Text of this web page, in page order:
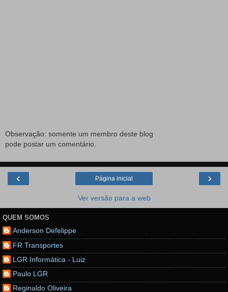
Observação: somente um membro deste blog
pode postar um comentário.
‹ ›
Página inicial
Ver versão para a web
QUEM SOMOS
Anderson Defelippe
FR Transportes
LGR Informática - Luiz
Paulo LGR
Reginaldo Oliveira